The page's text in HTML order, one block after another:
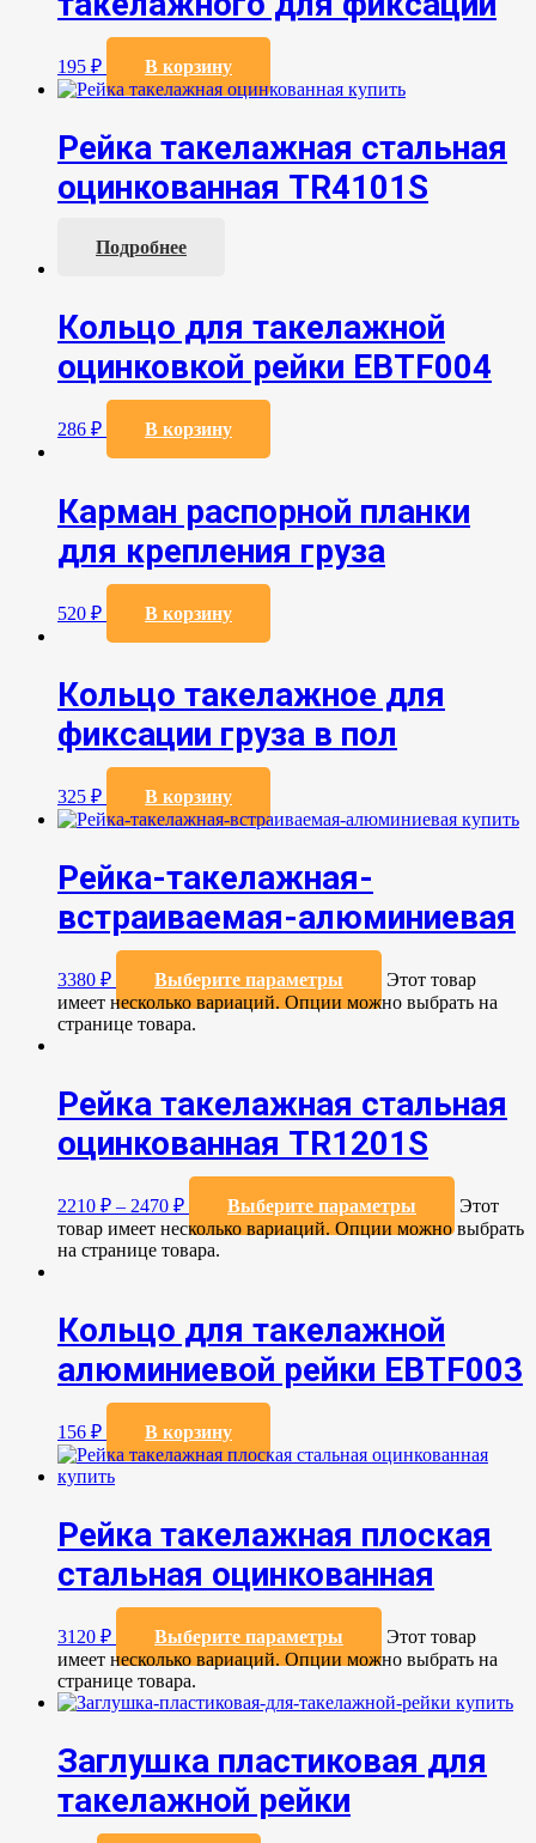
195 ₽ В корзину
Рейка такелажная стальная
оцинкованная TR4101S
Подробнее
Кольцо для такелажной
оцинковкой рейки EBTF004
286 ₽ В корзину
Карман распорной планки
для крепления груза
520 ₽ В корзину
Кольцо такелажное для
фиксации груза в пол
325 ₽ В корзину
Рейка-такелажная-
встраиваемая-алюминиевая
3380 ₽ Выберите параметры
Этот товар
имеет несколько вариаций. Опции можно выбрать на
странице товара.
Рейка такелажная стальная
оцинкованная TR1201S
2210 ₽ – 2470 ₽ Выберите параметры
Этот
товар имеет несколько вариаций. Опции можно выбрать
на странице товара.
Кольцо для такелажной
алюминиевой рейки EBTF003
156 ₽ В корзину
Рейка такелажная плоская
стальная оцинкованная
3120 ₽ Выберите параметры
Этот товар
имеет несколько вариаций. Опции можно выбрать на
странице товара.
Заглушка пластиковая для
такелажной рейки